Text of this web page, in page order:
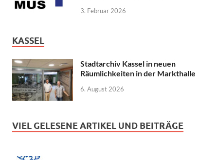
3. Februar 2026
KASSEL
Stadtarchiv Kassel in neuen
Räumlichkeiten in der Markthalle
6. August 2026
VIEL GELESENE ARTIKEL UND BEITRÄGE